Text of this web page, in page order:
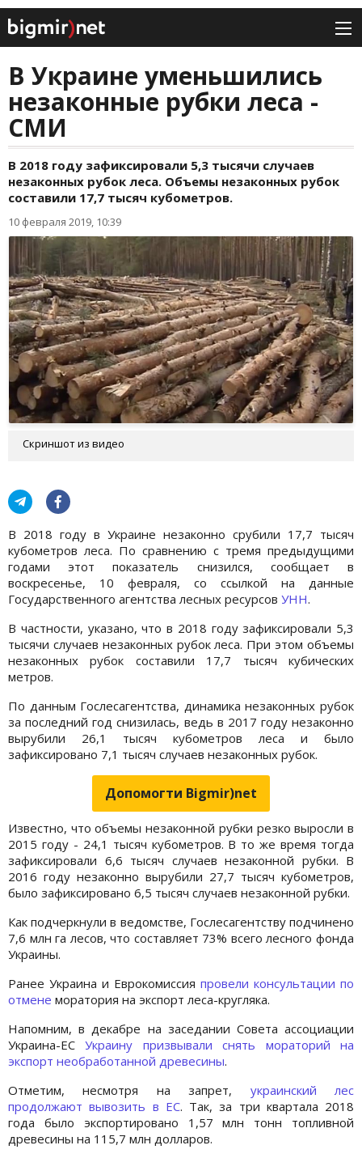
В Украине уменьшились
незаконные рубки леса -
СМИ
В 2018 году зафиксировали 5,3 тысячи случаев
незаконных рубок леса. Объемы незаконных рубок
составили 17,7 тысяч кубометров.
10 февраля 2019, 10:39
Скриншот из видео
В 2018 году в Украине незаконно срубили 17,7 тысяч
кубометров леса. По сравнению с тремя предыдущими
годами этот показатель снизился, сообщает в
воскресенье, 10 февраля, со ссылкой на данные
Государственного агентства лесных ресурсов УНН.
В частности, указано, что в 2018 году зафиксировали 5,3
тысячи случаев незаконных рубок леса. При этом объемы
незаконных рубок составили 17,7 тысяч кубических
метров.
По данным Гослесагентства, динамика незаконных рубок
за последний год снизилась, ведь в 2017 году незаконно
вырубили 26,1 тысяч кубометров леса и было
зафиксировано 7,1 тысяч случаев незаконных рубок.
Допомогти Bigmir)net
Известно, что объемы незаконной рубки резко выросли в
2015 году - 24,1 тысяч кубометров. В то же время тогда
зафиксировали 6,6 тысяч случаев незаконной рубки. В
2016 году незаконно вырубили 27,7 тысяч кубометров,
было зафиксировано 6,5 тысяч случаев незаконной рубки.
Как подчеркнули в ведомстве, Гослесагентству подчинено
7,6 млн га лесов, что составляет 73% всего лесного фонда
Украины.
Ранее Украина и Еврокомиссия провели консультации по
отмене моратория на экспорт леса-кругляка.
Напомним, в декабре на заседании Совета ассоциации
Украина-ЕСУкраину призвывали снять мораторий на
экспорт необработанной древесины.
Отметим, несмотря на запрет, украинский лес
продолжают вывозить в ЕС. Так, за три квартала 2018
года было экспортировано 1,57 млн тонн топливной
древесины на 115,7 млн долларов.